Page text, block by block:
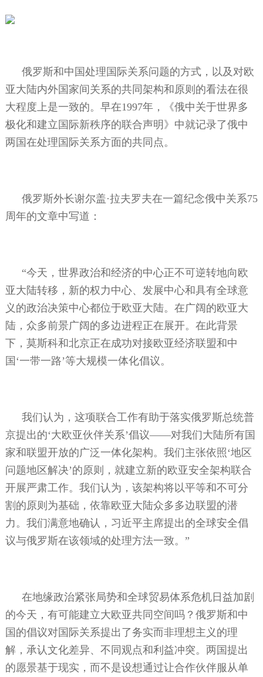
俄罗斯和中国处理国际关系问题的方式，以及对欧
亚大陆内外国家间关系的共同架构和原则的看法在很
大程度上是一致的。早在1997年，《俄中关于世界多
极化和建立国际新秩序的联合声明》中就记录了俄中
两国在处理国际关系方面的共同点。
俄罗斯外长谢尔盖·拉夫罗夫在一篇纪念俄中关系75
周年的文章中写道：
“今天，世界政治和经济的中心正不可逆转地向欧
亚大陆转移，新的权力中心、发展中心和具有全球意
义的政治决策中心都位于欧亚大陆。在广阔的欧亚大
陆，众多前景广阔的多边进程正在展开。在此背景
下，莫斯科和北京正在成功对接欧亚经济联盟和中
国‘一带一路’等大规模一体化倡议。
我们认为，这项联合工作有助于落实俄罗斯总统普
京提出的‘大欧亚伙伴关系’倡议——对我们大陆所有国
家和联盟开放的广泛一体化架构。我们主张依照‘地区
问题地区解决’的原则，就建立新的欧亚安全架构联合
开展严肃工作。我们认为，该架构将以平等和不可分
割的原则为基础，依靠欧亚大陆众多多边联盟的潜
力。我们满意地确认，习近平主席提出的全球安全倡
议与俄罗斯在该领域的处理方法一致。”
在地缘政治紧张局势和全球贸易体系危机日益加剧
的今天，有可能建立大欧亚共同空间吗？俄罗斯和中
国的倡议对国际关系提出了务实而非理想主义的理
解，承认文化差异、不同观点和利益冲突。两国提出
的愿景基于现实，而不是设想通过让合作伙伴服从单